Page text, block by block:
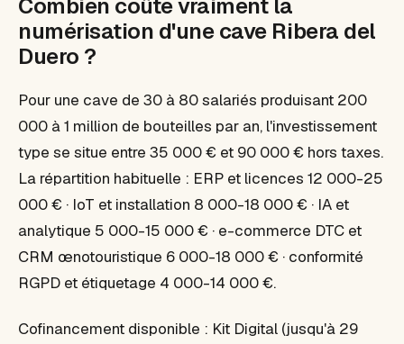
Combien coûte vraiment la
numérisation d'une cave Ribera del
Duero ?
Pour une cave de 30 à 80 salariés produisant 200
000 à 1 million de bouteilles par an, l'investissement
type se situe entre 35 000 € et 90 000 € hors taxes.
La répartition habituelle : ERP et licences 12 000-25
000 € · IoT et installation 8 000-18 000 € · IA et
analytique 5 000-15 000 € · e-commerce DTC et
CRM œnotouristique 6 000-18 000 € · conformité
RGPD et étiquetage 4 000-14 000 €.
Cofinancement disponible : Kit Digital (jusqu'à 29